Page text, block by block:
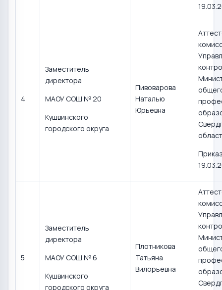
4
Заместитель
директора
МАОУ СОШ № 20
Кушвинского
городского округа
Пивоварова
Наталью
Юрьевна
5
Заместитель
директора
МАОУ СОШ № 6
Кушвинского
городского округа
Плотникова
Татьяна
Вилорьевна